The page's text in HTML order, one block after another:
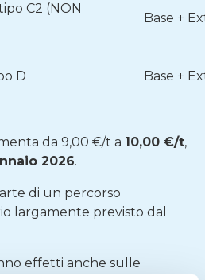
C2 (NON
Base +
D Base +
da 9,00 €/t a 10,00 €/t,
2026.
di un percorso
largamente previsto dal
effetti anche sulle